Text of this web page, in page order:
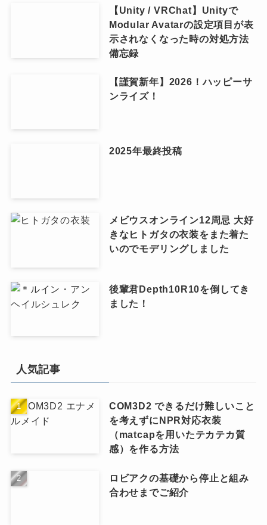
【Unity / VRChat】Unityで
Modular Avatarの設定項目が表
示されなくなった時の対処方法
備忘録
【謹賀新年】2026！ハッピーサ
ンライズ！
2025年最終投稿
メビウスオンライン12周忌 大好
きなヒトガタの衣装をまた着た
いのでモデリングしました
後輩君Depth10R10を倒してき
ました！
人気記事
COM3D2 できるだけ難しいこと
を考えずにNPR対応衣装
（matcapを用いたテカテカ質
感）を作る方法
ロビアクの基礎から停止と組み
合わせまでご紹介